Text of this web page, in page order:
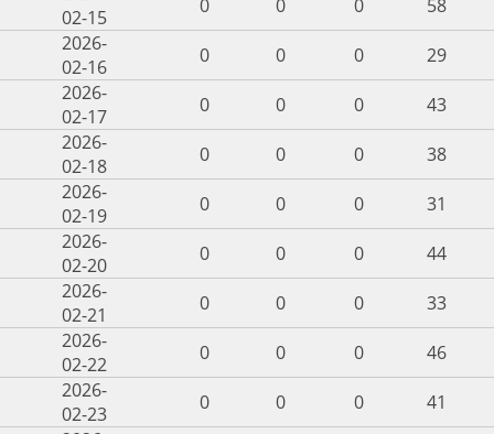
02-15
0 0 0
58
2026-
02-16
0 0 0
29
2026-
02-17
0 0 0
43
2026-
02-18
0 0 0
38
2026-
02-19
0 0 0
31
2026-
02-20
0 0 0
44
2026-
02-21
0 0 0
33
2026-
02-22
0 0 0
46
2026-
02-23
0 0 0
41